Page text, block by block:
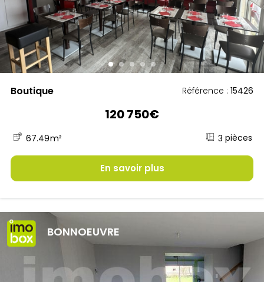
Boutique Référence :15426
120 750€
67.49m² 3
En savoir plus
BONNOEUVRE